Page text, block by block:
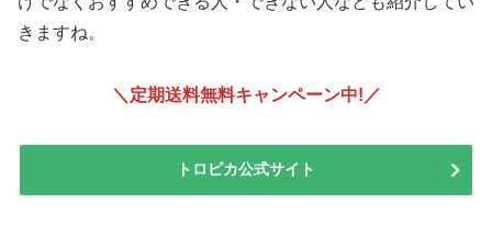
きますね。
＼定期送料無料キャンペーン中! ／
トロピカ公式サイト